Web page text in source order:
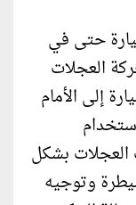
حتى في
العجلات
إلى الأمام
بشكل
وتوجيه